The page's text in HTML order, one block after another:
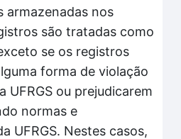
armazenadas nos
são tratadas como
se os registros
forma de violação
UFRGS ou prejudicarem
normas e
UFRGS. Nestes casos,